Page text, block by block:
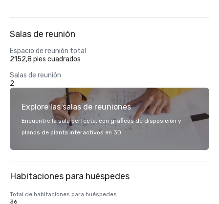
Salas de reunión
Espacio de reunión total
2152,8 pies cuadrados
Salas de reunión
2
Explore las salas de reuniones
Encuentre la sala perfecta, con gráficos de disposición y
planos de planta interactivos en 3D.
Habitaciones para huéspedes
Total de habitaciones para huéspedes
36